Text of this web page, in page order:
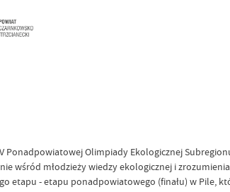
Olimpiady Ekologicznej
wśród młodzieży wiedzy ekologicznej i
- etapu ponadpowiatowego (finału) w Pile,